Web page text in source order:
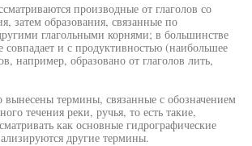
производные от глаголов со
затем образования, связанные по
глагольными корнями; в большинстве
совпадает и с продуктивностью (наибольшее
например, образовано от глаголов лить,
вынесены термины, связанные с обозначением
течения реки, ручья, то есть такие,
как основные гидрографические
другие термины.